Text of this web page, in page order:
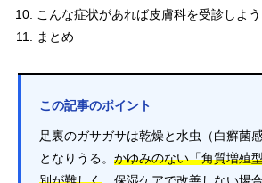
こんな症状があれば皮膚科を受診しよう
まとめ
この記事のポイント
足裏のガサガサは乾燥と水虫（白癬菌
となりうる。 かゆみのない「角質増殖